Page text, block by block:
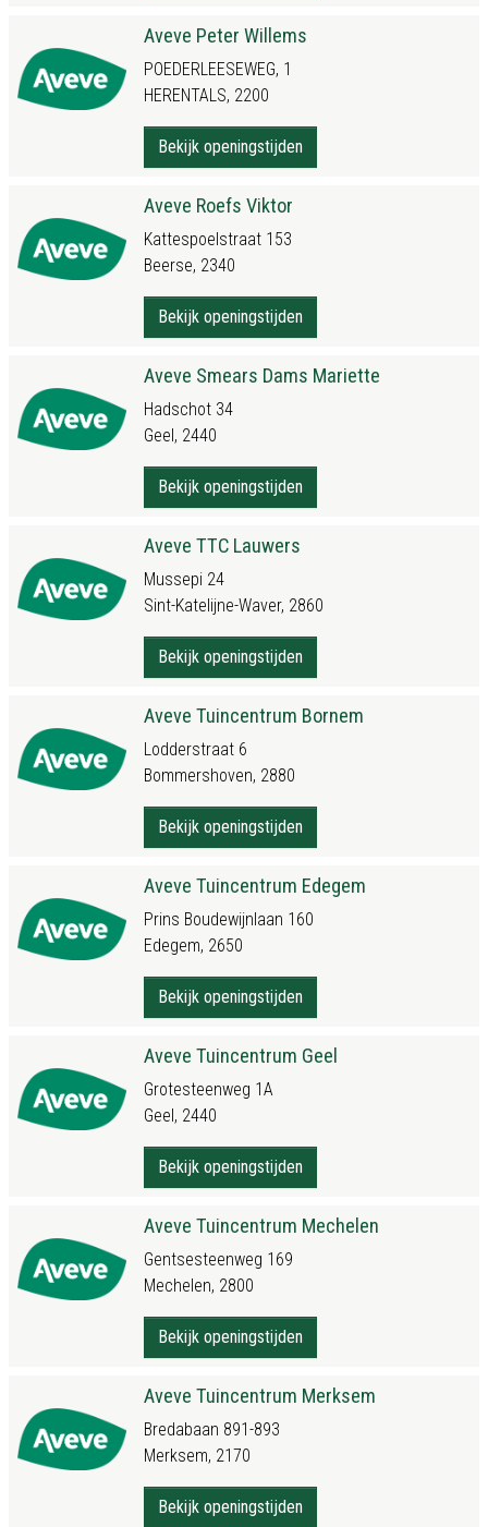
Aveve Peter Willems
POEDERLEESEWEG, 1
HERENTALS, 2200
Bekijk openingstijden
Aveve Roefs Viktor
Kattespoelstraat 153
Beerse, 2340
Bekijk openingstijden
Aveve Smears Dams Mariette
Hadschot 34
Geel, 2440
Bekijk openingstijden
Aveve TTC Lauwers
Mussepi 24
Sint-Katelijne-Waver, 2860
Bekijk openingstijden
Aveve Tuincentrum Bornem
Lodderstraat 6
Bommershoven, 2880
Bekijk openingstijden
Aveve Tuincentrum Edegem
Prins Boudewijnlaan 160
Edegem, 2650
Bekijk openingstijden
Aveve Tuincentrum Geel
Grotesteenweg 1A
Geel, 2440
Bekijk openingstijden
Aveve Tuincentrum Mechelen
Gentsesteenweg 169
Mechelen, 2800
Bekijk openingstijden
Aveve Tuincentrum Merksem
Bredabaan 891-893
Merksem, 2170
Bekijk openingstijden